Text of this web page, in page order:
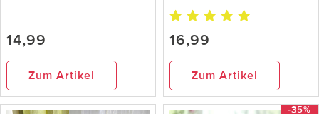
14,99
Zum Artikel
16,99
Zum Artikel
-35%